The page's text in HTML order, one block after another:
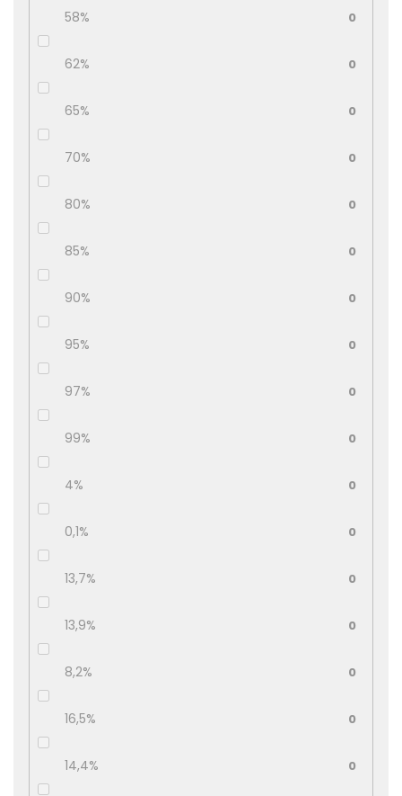
58% 0
62% 0
65% 0
70% 0
80% 0
85% 0
90% 0
95% 0
97% 0
99% 0
4% 0
0,1% 0
13,7% 0
13,9% 0
8,2% 0
16,5% 0
14,4% 0